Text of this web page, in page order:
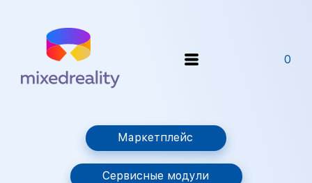
0
Маркетплейс
Сервисные модули